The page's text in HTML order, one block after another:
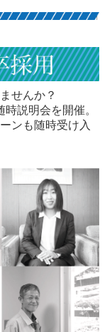
せんか？
説明会を開催。
ンも随時受け入